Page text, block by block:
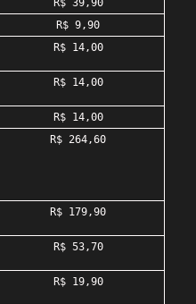
R$ 39,90
R$ 9,90
R$ 14,00
R$ 14,00
R$ 14,00
R$ 264,60
R$ 179,90
R$ 53,70
R$ 19,90